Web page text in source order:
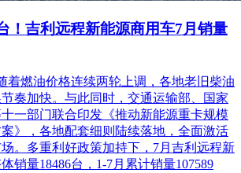
！吉利远程新能源商用车7月销量
着燃油价格连续两轮上调，各地老旧柴油
奏加快。与此同时，交通运输部、国家
一部门联合印发《推动新能源重卡规模
》，各地配套细则陆续落地，全面激活
。多重利好政策加持下，7月吉利远程新
销量18486台，1-7月累计销量107589